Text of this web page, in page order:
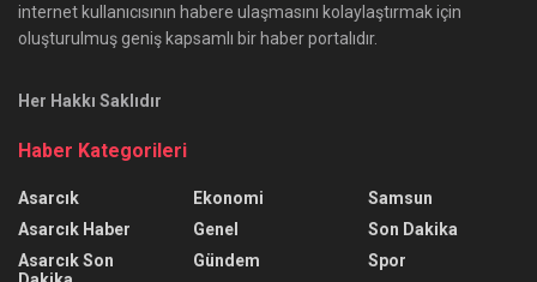
internet kullanıcısının habere ulaşmasını kolaylaştırmak için
oluşturulmuş geniş kapsamlı bir haber portalıdır.
Her Hakkı Saklıdır
Haber Kategorileri
Asarcık
Asarcık Haber
Asarcık Son
Ekonomi
Genel
Gündem
Samsun
Son Dakika
Spor